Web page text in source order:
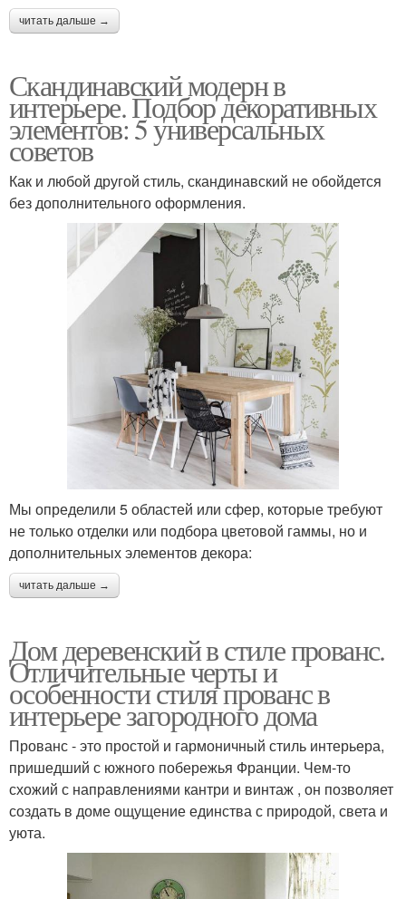
читать дальше →
Скандинавский модерн в
интерьере. Подбор декоративных
элементов: 5 универсальных
советов
Как и любой другой стиль, скандинавский не обойдется
без дополнительного оформления.
Мы определили 5 областей или сфер, которые требуют
не только отделки или подбора цветовой гаммы, но и
дополнительных элементов декора:
читать дальше →
Дом деревенский в стиле прованс.
Отличительные черты и
особенности стиля прованс в
интерьере загородного дома
Прованс - это простой и гармоничный стиль интерьера,
пришедший с южного побережья Франции. Чем-то
схожий с направлениями кантри и винтаж , он позволяет
создать в доме ощущение единства с природой, света и
уюта.